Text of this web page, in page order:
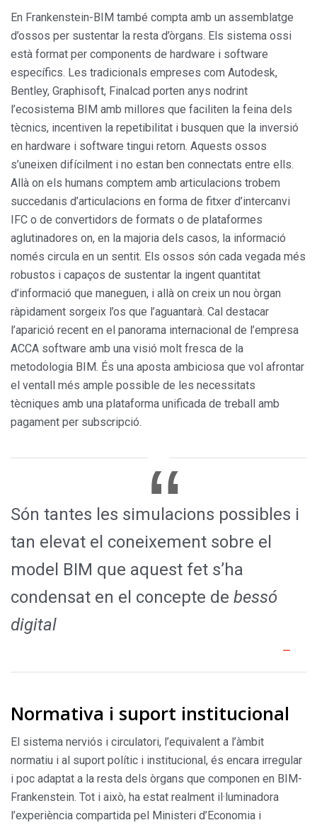
En Frankenstein-BIM també compta amb un assemblatge
d’ossos per sustentar la resta d’òrgans. Els sistema ossi
està format per components de hardware i software
específics. Les tradicionals empreses com Autodesk,
Bentley, Graphisoft, Finalcad porten anys nodrint
l’ecosistema BIM amb millores que faciliten la feina dels
tècnics, incentiven la repetibilitat i busquen que la inversió
en hardware i software tingui retorn. Aquests ossos
s’uneixen difícilment i no estan ben connectats entre ells.
Allà on els humans comptem amb articulacions trobem
succedanis d’articulacions en forma de fitxer d’intercanvi
IFC o de convertidors de formats o de plataformes
aglutinadores on, en la majoria dels casos, la informació
només circula en un sentit. Els ossos són cada vegada més
robustos i capaços de sustentar la ingent quantitat
d’informació que maneguen, i allà on creix un nou òrgan
ràpidament sorgeix l’os que l’aguantarà. Cal destacar
l’aparició recent en el panorama internacional de l’empresa
ACCA software amb una visió molt fresca de la
metodologia BIM. És una aposta ambiciosa que vol afrontar
el ventall més ample possible de les necessitats
tècniques amb una plataforma unificada de treball amb
pagament per subscripció.
Són tantes les simulacions possibles i
tan elevat el coneixement sobre el
model BIM que aquest fet s’ha
condensat en el concepte de bessó
digital
Normativa i suport institucional
El sistema nerviós i circulatori, l’equivalent a l’àmbit
normatiu i al suport polític i institucional, és encara irregular
i poc adaptat a la resta dels òrgans que componen en BIM-
Frankenstein. Tot i això, ha estat realment il·luminadora
l’experiència compartida pel Ministeri d’Economia i